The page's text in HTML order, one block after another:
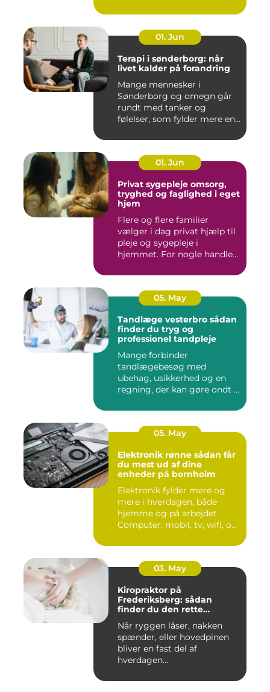
01. Jun
Terapi i sønderborg: når
livet kalder på forandring
Mange mennesker i
Sønderborg og omegn går
rundt med tanker og
følelser, som fylder mere end
01. Jun
Privat sygepleje omsorg,
tryghed og faglighed i eget
hjem
Flere og flere familier
vælger i dag privat hjælp til
pleje og sygepleje i
hjemmet. For nogle handle...
05. May
Tandlæge vesterbro sådan
finder du tryg og
professionel tandpleje
Mange forbinder
tandlægebesøg med
ubehag, usikkerhed og en
regning, der kan gøre ondt i
05. May
Elektronik rønne sådan får
du mest ud af dine
enheder på bornholm
Elektronik fylder mere og
mere i hverdagen, både
hjemme og på arbejdet.
Computer, mobil, tv, wifi, o...
03. May
Kiropraktor på
Frederiksberg: sådan
finder du den rette
Når ryggen låser, nakken
spænder, eller hovedpinen
bliver en fast del af
hverdagen...